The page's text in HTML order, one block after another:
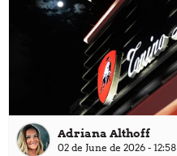
Adriana Althoff
02 de June de 2026 - 12:58